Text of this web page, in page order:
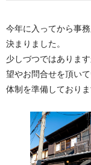
今年に入ってから事
決まりました。
少しづつではありま
望やお問合せを頂い
体制を準備しておりま